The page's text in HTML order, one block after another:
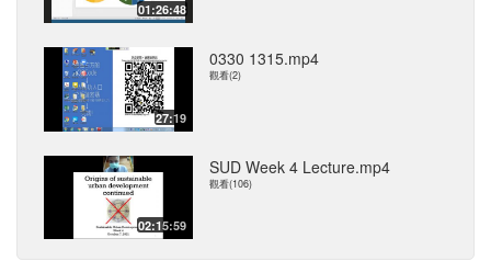
01:26:48
27:19
0330 1315.mp4
觀看(2)
02:15:59
SUD Week 4 Lecture.mp4
觀看(106)